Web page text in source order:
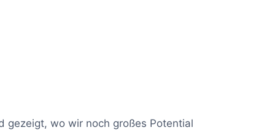
gezeigt, wo wir noch großes Potential